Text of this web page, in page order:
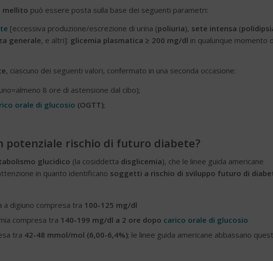
mellito può essere posta sulla base dei seguenti parametri:
[eccessiva produzione/escrezione di urina (poliuria), sete intensa (
generale, e altri]: glicemia plasmatica ≥ 200 mg/dl in qualunque momento
, ciascuno dei seguenti valori, confermato in una seconda occasione:
8 ore di astensione dal cibo);
orale di glucosio (OGTT);
potenziale rischio di futuro diabete?
glucidico (la cosiddetta disglicemia), che le linee guida americane
in quanto identificano soggetti a rischio di sviluppo futuro di
a digiuno compresa tra 100-125 mg/dl
compresa tra 140-199 mg/dl a 2 ore dopo carico orale di glucosio
tra 42-48 mmol/mol (6,00-6,4%); le linee guida americane abbassano